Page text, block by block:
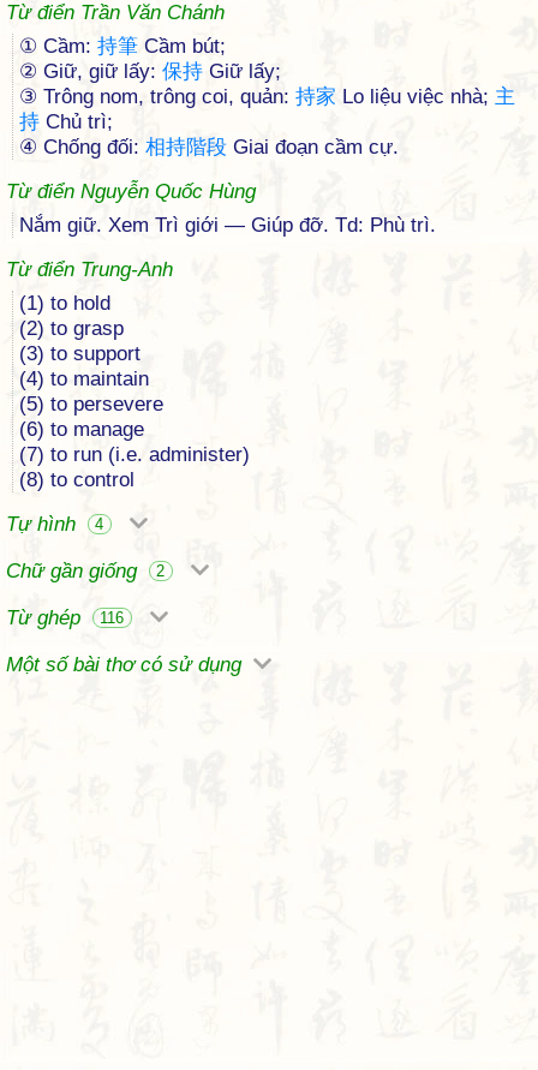
Từ điển Trần Văn Chánh
① Cầm: 持筆 Cầm bút;
② Giữ, giữ lấy: 保持 Giữ lấy;
③ Trông nom, trông coi, quản: 持家 Lo liệu việc nhà; 主
持 Chủ trì;
④ Chống đối: 相持階段 Giai đoạn cầm cự.
Từ điển Nguyễn Quốc Hùng
Nắm giữ. Xem Trì giới — Giúp đỡ. Td: Phù trì.
Từ điển Trung-Anh
(1) to hold
(2) to grasp
(3) to support
(4) to maintain
(5) to persevere
(6) to manage
(7) to run (i.e. administer)
(8) to control
Tự hình
4
Chữ gần giống 2
Từ ghép 116
Một số bài thơ có sử dụng